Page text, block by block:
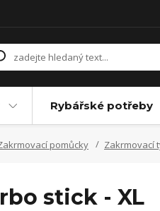
Rybářské potřeby
pomůcky Zakrmovací
stick - XL